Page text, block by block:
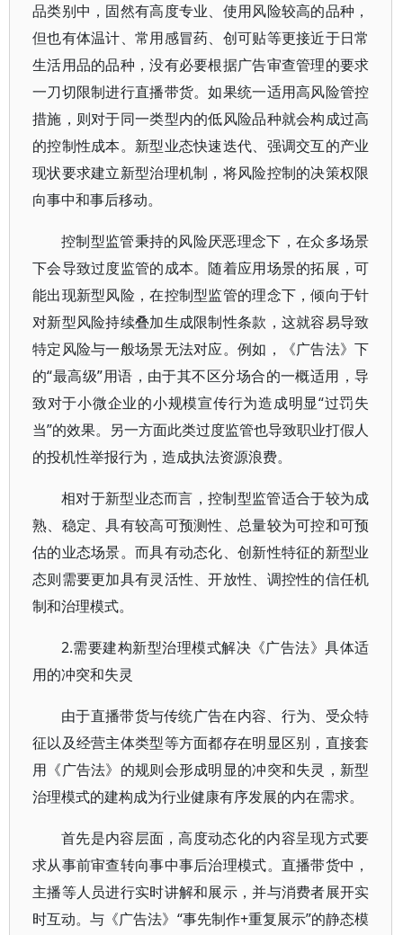
品类别中，固然有高度专业、使用风险较高的品种，
但也有体温计、常用感冒药、创可贴等更接近于日常
生活用品的品种，没有必要根据广告审查管理的要求
一刀切限制进行直播带货。如果统一适用高风险管控
措施，则对于同一类型内的低风险品种就会构成过高
的控制性成本。新型业态快速迭代、强调交互的产业
现状要求建立新型治理机制，将风险控制的决策权限
向事中和事后移动。
控制型监管秉持的风险厌恶理念下，在众多场景
下会导致过度监管的成本。随着应用场景的拓展，可
能出现新型风险，在控制型监管的理念下，倾向于针
对新型风险持续叠加生成限制性条款，这就容易导致
特定风险与一般场景无法对应。例如，《广告法》下
的“最高级”用语，由于其不区分场合的一概适用，导
致对于小微企业的小规模宣传行为造成明显“过罚失
当”的效果。另一方面此类过度监管也导致职业打假人
的投机性举报行为，造成执法资源浪费。
相对于新型业态而言，控制型监管适合于较为成
熟、稳定、具有较高可预测性、总量较为可控和可预
估的业态场景。而具有动态化、创新性特征的新型业
态则需要更加具有灵活性、开放性、调控性的信任机
制和治理模式。
2.需要建构新型治理模式解决《广告法》具体适
用的冲突和失灵
由于直播带货与传统广告在内容、行为、受众特
征以及经营主体类型等方面都存在明显区别，直接套
用《广告法》的规则会形成明显的冲突和失灵，新型
治理模式的建构成为行业健康有序发展的内在需求。
首先是内容层面，高度动态化的内容呈现方式要
求从事前审查转向事中事后治理模式。直播带货中，
主播等人员进行实时讲解和展示，并与消费者展开实
时互动。与《广告法》“事先制作+重复展示”的静态模